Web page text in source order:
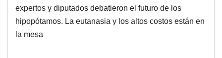
expertos y diputados debatieron el futuro de los
hipopótamos. La eutanasia y los altos costos están en
la mesa